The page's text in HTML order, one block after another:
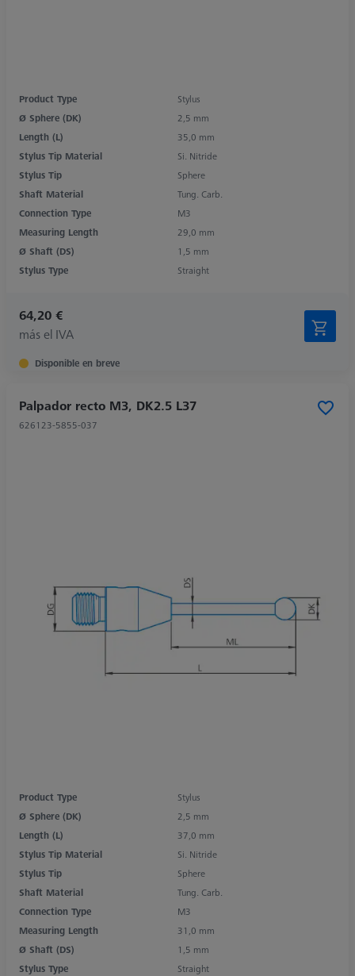
Product Type
Stylus
Ø Sphere (DK)
2,5 mm
Length (L)
35,0 mm
Stylus Tip Material
Si. Nitride
Stylus Tip
Sphere
Shaft Material
Tung. Carb.
Connection Type
M3
Measuring Length
29,0 mm
Ø Shaft (DS)
1,5 mm
Stylus Type
Straight
64,20 €
más el IVA
Disponible en breve
Palpador recto M3, DK2.5 L37
626123-5855-037
Product Type
Stylus
Ø Sphere (DK)
2,5 mm
Length (L)
37,0 mm
Stylus Tip Material
Si. Nitride
Stylus Tip
Sphere
Shaft Material
Tung. Carb.
Connection Type
M3
Measuring Length
31,0 mm
Ø Shaft (DS)
1,5 mm
Stylus Type
Straight